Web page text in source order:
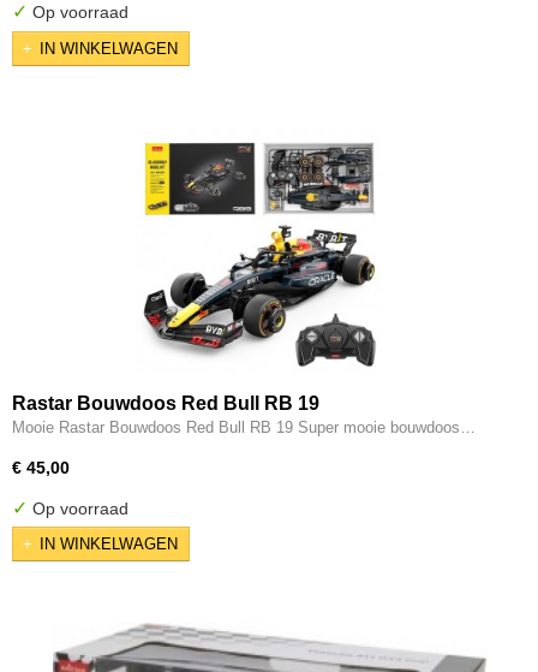
✓ Op voorraad
IN WINKELWAGEN
Rastar Bouwdoos Red Bull RB 19
Mooie Rastar Bouwdoos Red Bull RB 19 Super mooie bouwdoos…
€ 45,00
✓ Op voorraad
IN WINKELWAGEN